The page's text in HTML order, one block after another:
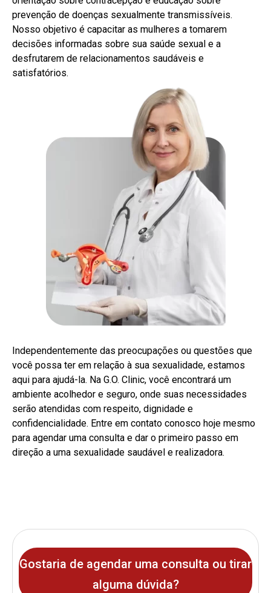
prevenção de doenças sexualmente transmissíveis.
Nosso objetivo é capacitar as mulheres a tomarem
decisões informadas sobre sua saúde sexual e a
desfrutarem de relacionamentos saudáveis e
satisfatórios.
Independentemente das preocupações ou questões que
você possa ter em relação à sua sexualidade, estamos
aqui para ajudá-la. Na G.O. Clinic, você encontrará um
ambiente acolhedor e seguro, onde suas necessidades
serão atendidas com respeito, dignidade e
confidencialidade. Entre em contato conosco hoje mesmo
para agendar uma consulta e dar o primeiro passo em
direção a uma sexualidade saudável e realizadora.
Gostaria de agendar uma consulta ou tirar
alguma dúvida?